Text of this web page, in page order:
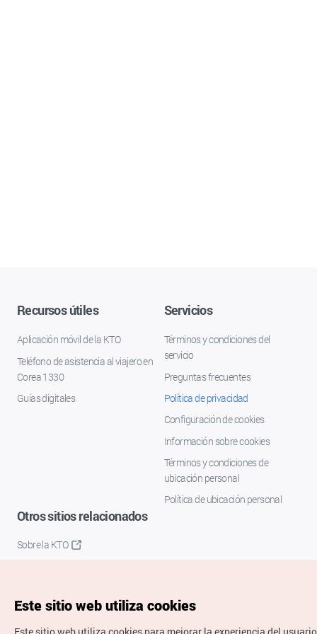
Recursos útiles
Aplicación móvil de la KTO
Teléfono de asistencia al viajero en
Corea 1330
Guías digitales
Servicios
Términos y condiciones del
servicio
Preguntas frecuentes
Política de privacidad
Configuración de cookies
Información sobre cookies
Términos y condiciones de
ubicación personal
Política de ubicación personal
Otros sitios relacionados
Sobre la KTO
Este sitio web utiliza cookies